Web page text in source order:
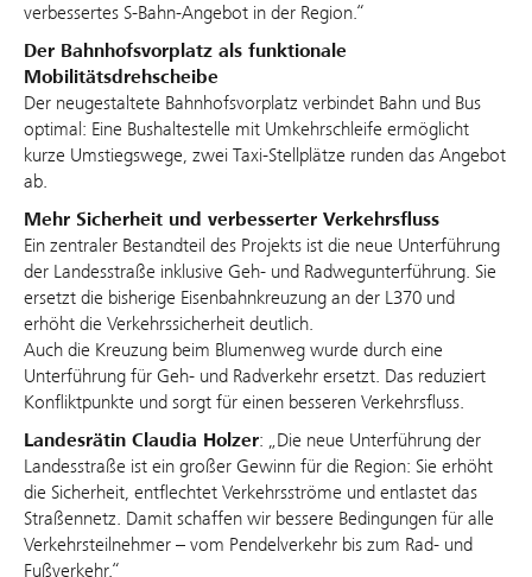
verbessertes S‑Bahn‑Angebot in der Region.“
Der Bahnhofsvorplatz als funktionale
Mobilitätsdrehscheibe
Der neugestaltete Bahnhofsvorplatz verbindet Bahn und Bus
optimal: Eine Bushaltestelle mit Umkehrschleife ermöglicht
kurze Umstiegswege, zwei Taxi-Stellplätze runden das Angebot
ab.
Mehr Sicherheit und verbesserter Verkehrsfluss
Ein zentraler Bestandteil des Projekts ist die neue Unterführung
der Landesstraße inklusive Geh- und Radwegunterführung. Sie
ersetzt die bisherige Eisenbahnkreuzung an der L370 und
erhöht die Verkehrssicherheit deutlich.
Auch die Kreuzung beim Blumenweg wurde durch eine
Unterführung für Geh- und Radverkehr ersetzt. Das reduziert
Konfliktpunkte und sorgt für einen besseren Verkehrsfluss.
Landesrätin Claudia Holzer: „Die neue Unterführung der
Landesstraße ist ein großer Gewinn für die Region: Sie erhöht
die Sicherheit, entflechtet Verkehrsströme und entlastet das
Straßennetz. Damit schaffen wir bessere Bedingungen für alle
Verkehrsteilnehmer – vom Pendelverkehr bis zum Rad- und
Fußverkehr.“